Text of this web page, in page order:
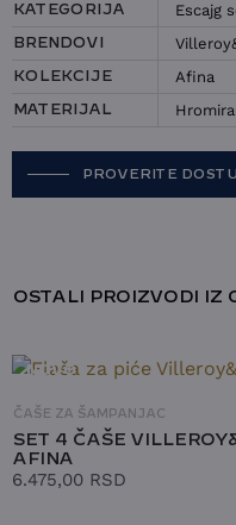
KATEGORIJA Escajg
BRENDOVI
KOLEKCIJE Afina
MATERIJAL
PROVERITE
OSTALI PROIZVODI IZ
NOVO
ČAŠE ZA ŠAMPANJAC
SET 4 ČAŠE
AFINA
6.475,00 RSD